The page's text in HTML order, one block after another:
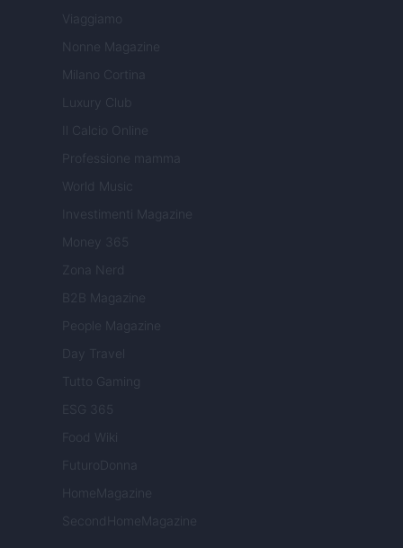
Viaggiamo
Nonne Magazine
Milano Cortina
Luxury Club
Il Calcio Online
Professione mamma
World Music
Investimenti Magazine
Money 365
Zona Nerd
B2B Magazine
People Magazine
Day Travel
Tutto Gaming
ESG 365
Food Wiki
FuturoDonna
HomeMagazine
SecondHomeMagazine